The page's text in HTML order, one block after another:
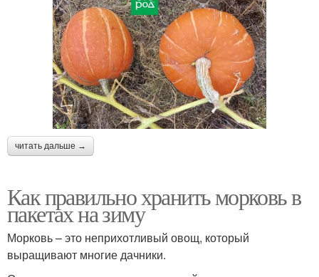
читать дальше →
Как правильно хранить морковь в
пакетах на зиму
Морковь – это неприхотливый овощ, который
выращивают многие дачники.